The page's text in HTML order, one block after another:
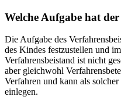
Welche Aufgabe hat
Die Aufgabe des
des Kindes festzustellen und
Verfahrensbeistand ist nicht
aber gleichwohl
Verfahren und kann als
einlegen.